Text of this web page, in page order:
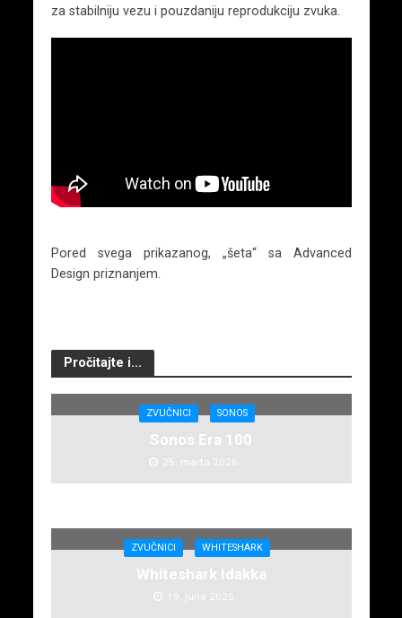
za stabilniju vezu i pouzdaniju reprodukciju zvuka.
Pored svega prikazanog, „šeta“ sa Advanced
Design priznanjem.
Pročitajte i...
ZVUČNICI SONOS
Sonos Era 100
25. marta 2026.
ZVUČNICI WHITESHARK
Whiteshark Idakka
19. juna 2025.